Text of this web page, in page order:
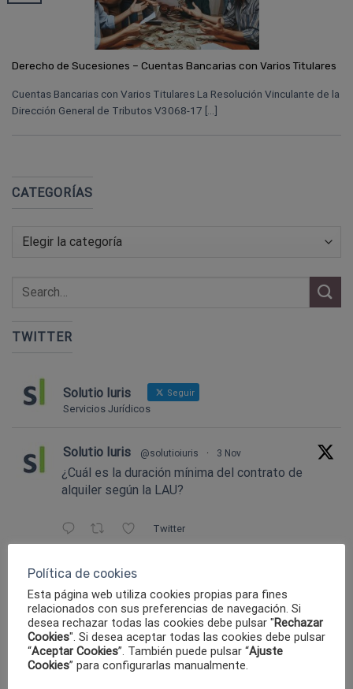
Derecho de Sucesiones – Cuentas Bancarias con Varios Titulares
Cuentas Bancarias con Varios Titulares La Resolución Vinculante de la
Dirección General de Tributos V3068-17 [...]
CATEGORÍAS
Categorías
TWITTER
Solutio Iuris Seguir
Servicios Jurídicos
Solutio Iuris @solutioiuris · 3 Nov
¿Cuál es la duración mínima del contrato de
alquiler según la LAU?
Twitter
Solutio Iuris
Reclamación de Gastos Hipotecarios.
Todavía está a tiempo. Contáctenos!!!
Twitter
Política de cookies
Esta página web utiliza cookies propias para fines
relacionados con sus preferencias de navegación. Si
desea rechazar todas las cookies debe pulsar "Rechazar
Cookies". Si desea aceptar todas las cookies debe pulsar
“Aceptar Cookies”. También puede pulsar “Ajuste
Cookies” para configurarlas manualmente.